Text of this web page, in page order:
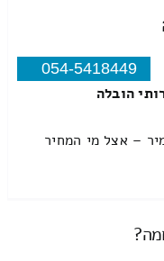
054-5418449
הובלה
– אצל מי המחיר